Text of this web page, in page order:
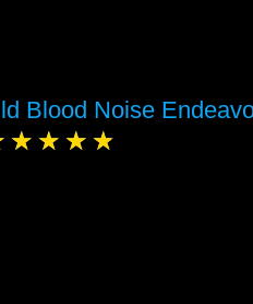
Blood Noise